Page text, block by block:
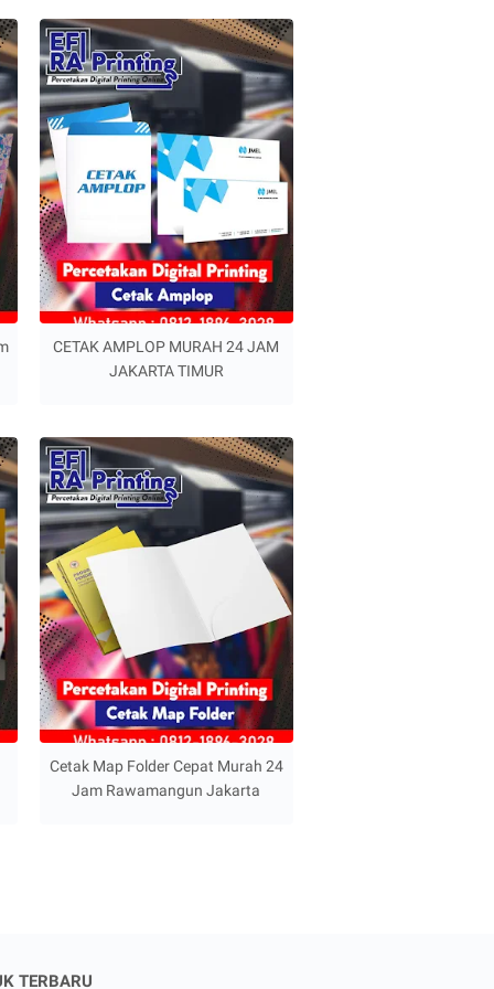
CETAK AMPLOP MURAH 24 JAM
JAKARTA TIMUR
Cetak Map Folder Cepat Murah 24
Jam Rawamangun Jakarta
TERBARU